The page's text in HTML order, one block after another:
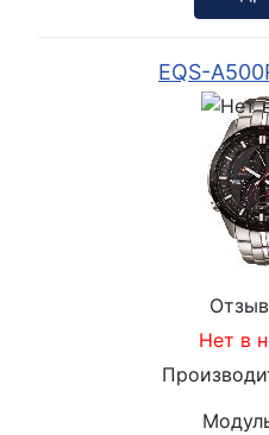
EQS-
Нет в